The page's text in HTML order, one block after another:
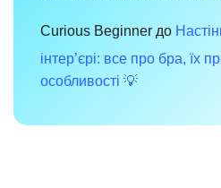
Curious Beginner до
інтер’єрі: все про бра, їх
особливості 💡